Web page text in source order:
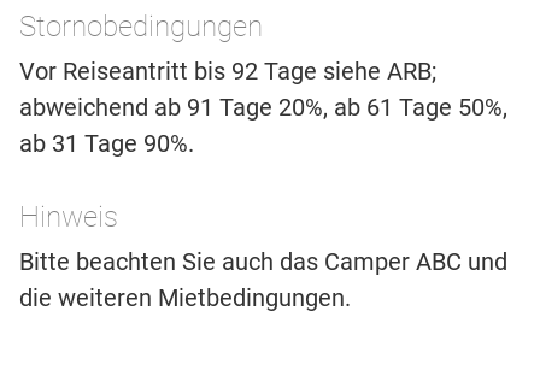
Stornobedingungen
Vor Reiseantritt bis 92 Tage siehe ARB;
abweichend ab 91 Tage 20%, ab 61 Tage 50%,
ab 31 Tage 90%.
Hinweis
Bitte beachten Sie auch das Camper ABC und
die weiteren Mietbedingungen.